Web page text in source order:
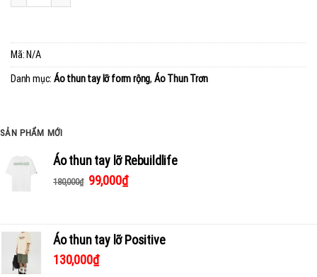
Mã: N/A
Danh mục: Áo thun tay lỡ form rộng, Áo Thun Trơn
SẢN PHẨM MỚI
Áo thun tay lỡ Rebuildlife
180,000₫ 99,000₫
Áo thun tay lỡ Positive
130,000₫